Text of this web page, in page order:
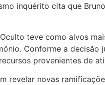
inquérito cita que
teve como alvos
Conforme a
provenientes de
revelar novas